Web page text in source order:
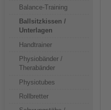
Balance-Training
Ballsitzkissen /
Unterlagen
Handtrainer
Physiobänder /
Therabänder
Physiotubes
Rollbretter